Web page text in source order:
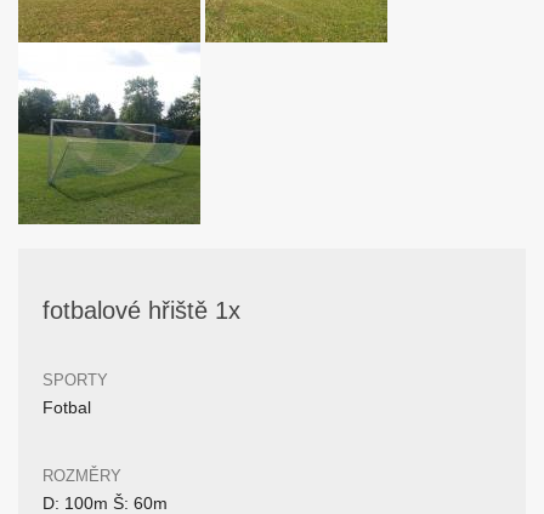
fotbalové hřiště 1x
SPORTY
Fotbal
ROZMĚRY
D: 100m Š: 60m